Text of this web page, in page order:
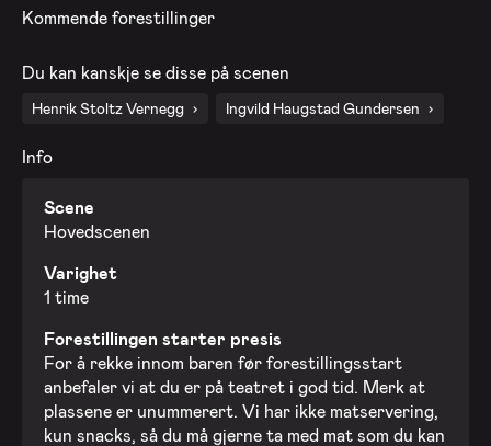
Kommende forestillinger
Du kan kanskje se disse på scenen
Henrik Stoltz Vernegg Ingvild Haugstad Gundersen
Info
Scene
Hovedscenen
Varighet
1 time
Forestillingen starter presis
For å rekke innom baren før forestillingsstart
anbefaler vi at du er på teatret i god tid. Merk at
plassene er unummerert. Vi har ikke matservering,
kun snacks, så du må gjerne ta med mat som du kan